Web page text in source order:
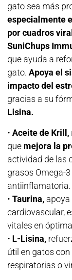
gato sea más
especialmente
por cuadros
SuniChups
que ayuda a
gato. Apoya el
impacto del
gracias a su
Lisina.
• Aceite de Krill,
que mejora la
actividad de las
grasos Omega-
antiinflamatoria.
• Taurina,
cardiovascular,
vitales en
• L-Lisina,
útil en gatos
respiratorias o